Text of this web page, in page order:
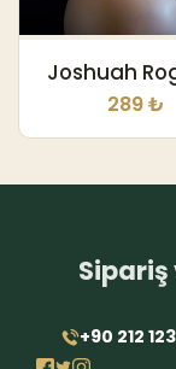
Joshuah
289 ₺
Sipariş
+90 212